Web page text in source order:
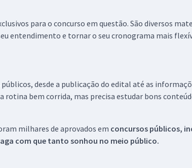
para o concurso em questão. São diversos
entendimento e tornar o seu cronograma mais
desde a publicação do edital até as
rotina bem corrida, mas precisa estudar bons
milhares de aprovados em concursos públicos,
com que tanto sonhou no meio público.